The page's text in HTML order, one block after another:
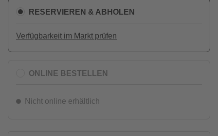
RESERVIEREN & ABHOLEN
Verfügbarkeit im Markt prüfen
ONLINE BESTELLEN
Nicht online erhältlich